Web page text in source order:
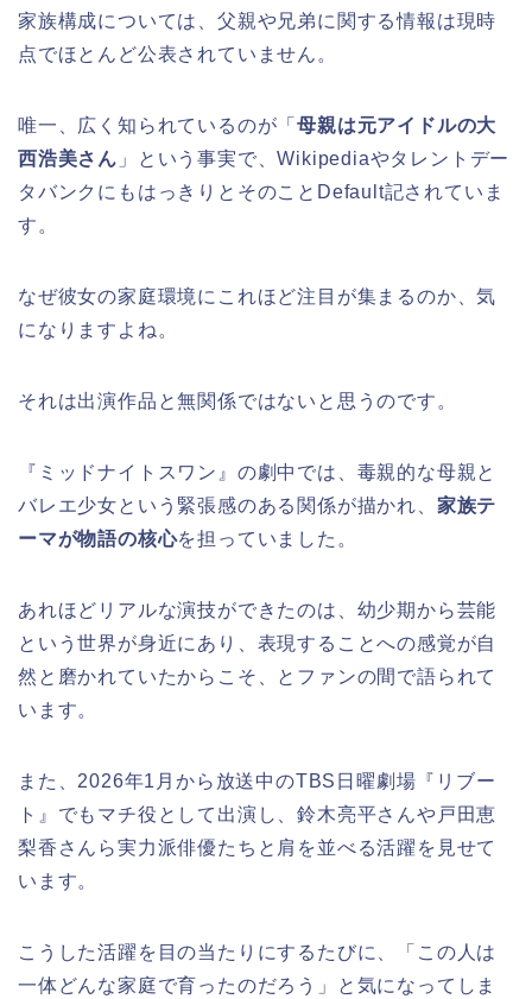
家族構成については、父親や兄弟に関する情報は現時
点でほとんど公表されていません。
唯一、広く知られているのが「母親は元アイドルの大
西浩美さん 」という事実で、Wikipediaやタレントデー
タバンクにもはっきりとそのことDefault記されていま
す。
なぜ彼女の家庭環境にこれほど注目が集まるのか、気
になりますよね。
それは出演作品と無関係ではないと思うのです。
『ミッドナイトスワン』の劇中では、毒親的な母親と
バレエ少女という緊張感のある関係が描かれ、 家族テ
ーマが物語の核心を担っていました。
あれほどリアルな演技ができたのは、幼少期から芸能
という世界が身近にあり、表現することへの感覚が自
然と磨かれていたからこそ、とファンの間で語られて
います。
また、2026年1月から放送中のTBS日曜劇場『リブー
ト』でもマチ役として出演し、鈴木亮平さんや戸田恵
梨香さんら実力派俳優たちと肩を並べる活躍を見せて
います。
こうした活躍を目の当たりにするたびに、「この人は
一体どんな家庭で育ったのだろう」と気になってしま